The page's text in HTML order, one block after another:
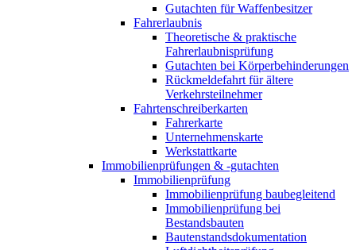
Gutachten für Waffenbesitzer
Fahrerlaubnis
Theoretische & praktische
Fahrerlaubnisprüfung
Gutachten bei Körperbehinderungen
Rückmeldefahrt für ältere
Verkehrsteilnehmer
Fahrtenschreiberkarten
Fahrerkarte
Unternehmenskarte
Werkstattkarte
Immobilienprüfungen & -gutachten
Immobilienprüfung
Immobilienprüfung baubegleitend
Immobilienprüfung bei
Bestandsbauten
Bautenstandsdokumentation